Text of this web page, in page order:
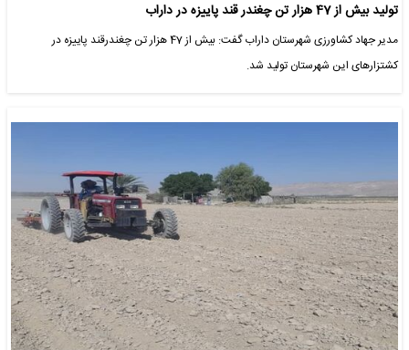
تولید بیش از 47 هزار تن چغندر قند پاییزه در داراب
مدیر جهاد کشاورزی شهرستان داراب گفت: بیش از 47 هزار تن چغندرقند پاییزه در
کشتزارهای این شهرستان تولید شد.